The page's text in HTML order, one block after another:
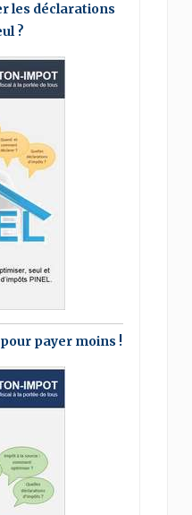
les déclarations
?
payer moins !